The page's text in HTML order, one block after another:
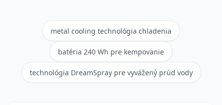
metal cooling technológia chladenia
batéria 240 Wh pre kempovanie
technológia DreamSpray pre vyvážený prúd vody